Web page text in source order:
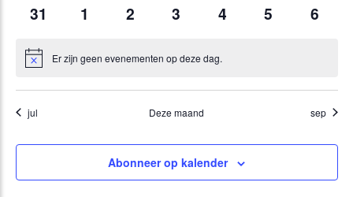
0
31
0
1
0
2
0
3
0
4
0
5
0
6
BerichtEr zijn geen evenementen op deze dag.
jul Deze maand sep
Abonneer op kalender